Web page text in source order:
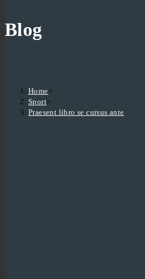
Blog
Home>
Sport>
Praesent libro se cursus ante